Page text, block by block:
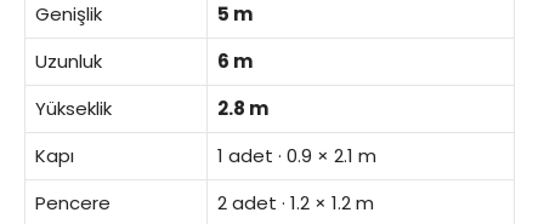
Genişlik
5 m
Uzunluk
6 m
Yükseklik
2.8 m
Kapı
1 adet · 0.9 × 2.1 m
Pencere
2 adet · 1.2 × 1.2 m